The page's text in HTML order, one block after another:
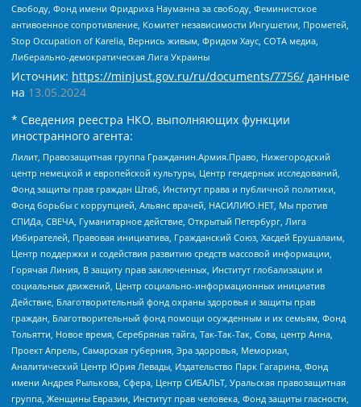
Свободу, Фонд имени Фридриха Науманна за свободу, Феминистское
антивоенное сопротивление, Комитет независимости Ингушетии, Прометей,
Stop Occupation of Karelia, Вернись живым, Фридом Хаус, СОТА медиа,
Либерально-демократическая Лига Украины
Источник: https://minjust.gov.ru/ru/documents/7756/ данные
на 13.05.2024
* Сведения реестра НКО, выполняющих функции
иностранного агента:
Лилит, Правозащитная группа Гражданин.Армия.Право, Нижегородский
центр немецкой и европейской культуры, Центр гендерных исследований,
Фонд защиты прав граждан Штаб, Институт права и публичной политики,
Фонд борьбы с коррупцией, Альянс врачей, НАСИЛИЮ.НЕТ, Мы против
СПИДа, СВЕЧА, Гуманитарное действие, Открытый Петербург, Лига
Избирателей, Правовая инициатива, Гражданский Союз, Хасдей Ерушалаим,
Центр поддержки и содействия развитию средств массовой информации,
Горячая Линия, В защиту прав заключенных, Институт глобализации и
социальных движений, Центр социально-информационных инициатив
Действие, Благотворительный фонд охраны здоровья и защиты прав
граждан, Благотворительный фонд помощи осужденным и их семьям, Фонд
Тольятти, Новое время, Серебряная тайга, Так-Так-Так, Сова, центр Анна,
Проект Апрель, Самарская губерния, Эра здоровья, Мемориал,
Аналитический Центр Юрия Левады, Издательство Парк Гагарина, Фонд
имени Андрея Рылькова, Сфера, Центр СИБАЛЬТ, Уральская правозащитная
группа, Женщины Евразии, Институт прав человека, Фонд защиты гласности,